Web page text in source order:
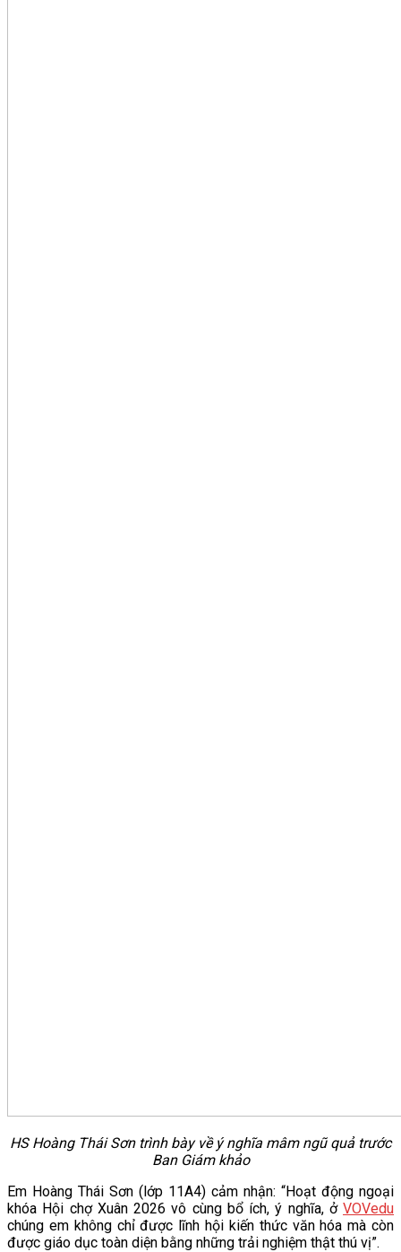
HS Hoàng Thái Sơn trình bày về ý nghĩa mâm ngũ quả trước
Ban Giám khảo
Em Hoàng Thái Sơn (lớp 11A4) cảm nhận: “Hoạt động ngoại
khóa Hội chợ Xuân 2026 vô cùng bổ ích, ý nghĩa, ở VOVedu
chúng em không chỉ được lĩnh hội kiến thức văn hóa mà còn
được giáo dục toàn diện bằng những trải nghiệm thật thú vị”.